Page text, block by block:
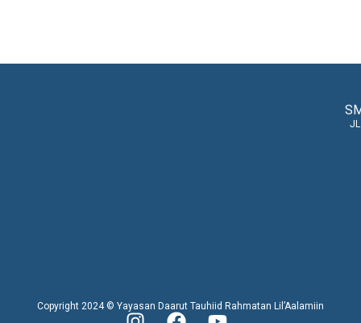
Copyright 2024 © Yayasan Daarut Tauhiid Rahmatan Lil’Aalamiin